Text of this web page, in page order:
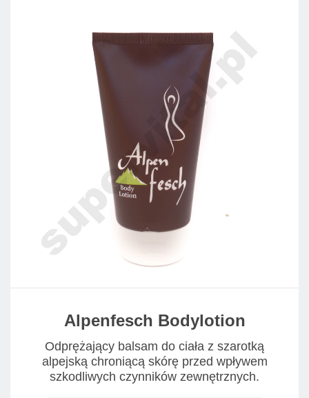
Alpenfesch Bodylotion
Odprężający balsam do ciała z szarotką
alpejską chroniącą skórę przed wpływem
szkodliwych czynników zewnętrznych.